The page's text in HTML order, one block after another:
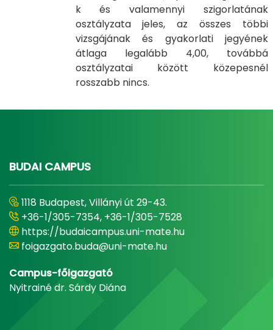
k és valamennyi szigorlatának
osztályzata jeles, az összes többi
vizsgájának és gyakorlati jegyének
átlaga legalább 4,00, továbbá
osztályzatai között közepesnél
rosszabb nincs.
BUDAI CAMPUS
1118 Budapest, Villányi út 29-43.
+36-1/305-7354, +36-1/305-7528
https://budaicampus.uni-mate.hu
foigazgato.buda@uni-mate.hu
Campus-főigazgató
Nyitrainé dr. Sárdy Diána